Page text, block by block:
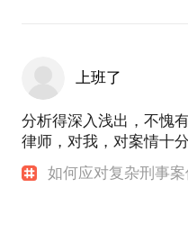
上班了
分析得深入浅出，不愧
律师，对我，对案情十分
如何应对复杂刑事